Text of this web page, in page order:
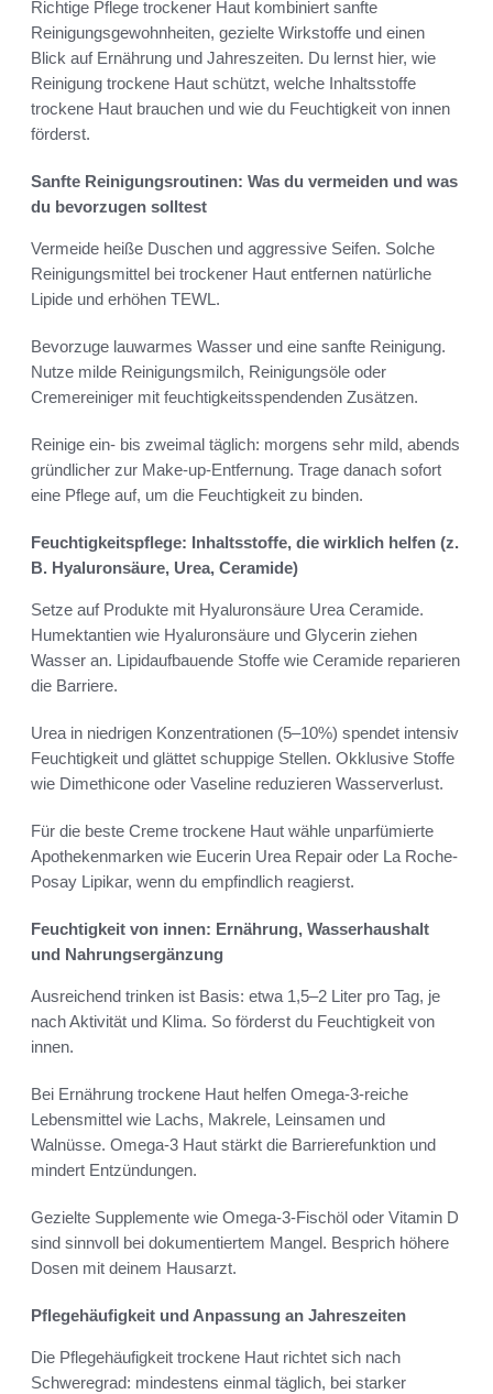
Richtige Pflege trockener Haut kombiniert sanfte
Reinigungsgewohnheiten, gezielte Wirkstoffe und einen
Blick auf Ernährung und Jahreszeiten. Du lernst hier, wie
Reinigung trockene Haut schützt, welche Inhaltsstoffe
trockene Haut brauchen und wie du Feuchtigkeit von innen
förderst.
Sanfte Reinigungsroutinen: Was du vermeiden und was
du bevorzugen solltest
Vermeide heiße Duschen und aggressive Seifen. Solche
Reinigungsmittel bei trockener Haut entfernen natürliche
Lipide und erhöhen TEWL.
Bevorzuge lauwarmes Wasser und eine sanfte Reinigung.
Nutze milde Reinigungsmilch, Reinigungsöle oder
Cremereiniger mit feuchtigkeitsspendenden Zusätzen.
Reinige ein- bis zweimal täglich: morgens sehr mild, abends
gründlicher zur Make-up-Entfernung. Trage danach sofort
eine Pflege auf, um die Feuchtigkeit zu binden.
Feuchtigkeitspflege: Inhaltsstoffe, die wirklich helfen (z.
B. Hyaluronsäure, Urea, Ceramide)
Setze auf Produkte mit Hyaluronsäure Urea Ceramide.
Humektantien wie Hyaluronsäure und Glycerin ziehen
Wasser an. Lipidaufbauende Stoffe wie Ceramide reparieren
die Barriere.
Urea in niedrigen Konzentrationen (5–10%) spendet intensiv
Feuchtigkeit und glättet schuppige Stellen. Okklusive Stoffe
wie Dimethicone oder Vaseline reduzieren Wasserverlust.
Für die beste Creme trockene Haut wähle unparfümierte
Apothekenmarken wie Eucerin Urea Repair oder La Roche-
Posay Lipikar, wenn du empfindlich reagierst.
Feuchtigkeit von innen: Ernährung, Wasserhaushalt
und Nahrungsergänzung
Ausreichend trinken ist Basis: etwa 1,5–2 Liter pro Tag, je
nach Aktivität und Klima. So förderst du Feuchtigkeit von
innen.
Bei Ernährung trockene Haut helfen Omega-3-reiche
Lebensmittel wie Lachs, Makrele, Leinsamen und
Walnüsse. Omega-3 Haut stärkt die Barrierefunktion und
mindert Entzündungen.
Gezielte Supplemente wie Omega-3-Fischöl oder Vitamin D
sind sinnvoll bei dokumentiertem Mangel. Besprich höhere
Dosen mit deinem Hausarzt.
Pflegehäufigkeit und Anpassung an Jahreszeiten
Die Pflegehäufigkeit trockene Haut richtet sich nach
Schweregrad: mindestens einmal täglich, bei starker